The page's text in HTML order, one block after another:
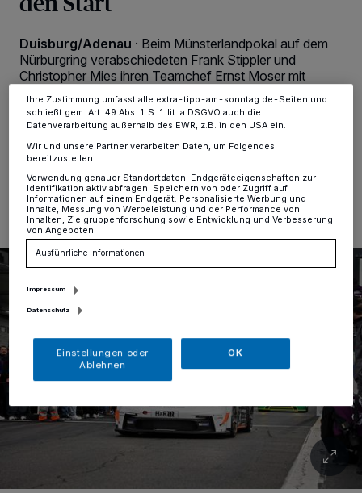
Duisburg/Adenau · Beim Münsterlandpokal auf dem
Nürburgring verabschiedeten Frank Stippler und
Christopher Mies ihren Teamchef Ernst Moser mit
einem Sieg in den Ruhestand. Das Duisburger Max-
Kruse-Team ging derweil geschwächt an den Start.
09.10.2023 , 09:47 Uhr Eine Minute Lesezeit
Anzeigen möglicherweise nicht mehr so relevant für Sie. Sie können
ändern oder Ihre Einwilligung zu widerrufen, indem Sie auf den Link
Einstellungen oder Ablehnen am unteren Rand der Webseite klicken.
Ihre Einstellungen gelten innerhalb unseres Website. Weitere
Informationen finden Sie in unserer Datenschutzerklärung.
Ihre Zustimmung umfasst alle extra-tipp-am-sonntag.de-Seiten und
schließt gem. Art. 49 Abs. 1 S. 1 lit. a DSGVO auch die
Datenverarbeitung außerhalb des EWR, z.B. in den USA ein.
Wir und unsere Partner verarbeiten Daten, um Folgendes
bereitzustellen:
Verwendung genauer Standortdaten. Endgeräteeigenschaften zur
Identifikation aktiv abfragen. Speichern von oder Zugriff auf
Informationen auf einem Endgerät. Personalisierte Werbung und
Inhalte, Messung von Werbeleistung und der Performance von
Inhalten, Zielgruppenforschung sowie Entwicklung und Verbesserung
von Angeboten.
Ausführliche Informationen
Impressum
Datenschutz
Einstellungen oder
Ablehnen
OK